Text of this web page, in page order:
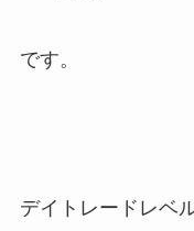
です。
デイトレードレベ